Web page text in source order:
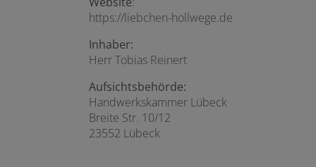
https://liebchen-hollwege.de
Inhaber:
Herr Tobias Reinert
Aufsichtsbehörde:
Handwerkskammer Lübeck
Breite Str. 10/12
23552 Lübeck